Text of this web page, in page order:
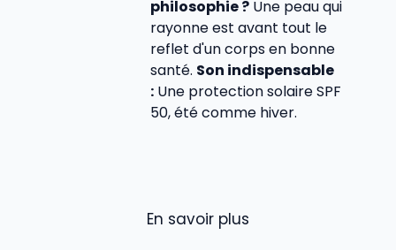
philosophie ? Une peau qui
rayonne est avant tout le
reflet d'un corps en bonne
santé. Son indispensable
: Une protection solaire SPF
50, été comme hiver.
En savoir plus